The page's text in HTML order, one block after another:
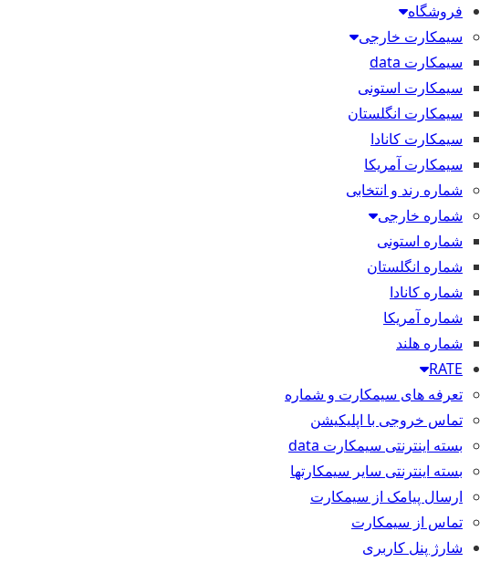
فروشگاه
سیمکارت خارجی
سیمکارت data
سیمکارت استونی
سیمکارت انگلستان
سیمکارت کانادا
سیمکارت آمریکا
شماره رند و انتخابی
شماره خارجی
شماره استونی
شماره انگلستان
شماره کانادا
شماره آمریکا
شماره هلند
RATE
تعرفه های سیمکارت و شماره
تماس خروجی با اپلیکیشن
بسته اینترنتی سیمکارت data
بسته اینترنتی سایر سیمکارتها
ارسال پیامک از سیمکارت
تماس از سیمکارت
شارژ پنل کاربری